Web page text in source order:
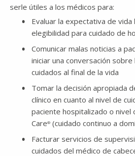
serle útiles a los médicos para:
Evaluar la expectativa de vida
elegibilidad para cuidado de
Comunicar malas noticias a
iniciar una conversación
cuidados al final de la vida
Tomar la decisión apropiada
clínico en cuanto al nivel de
paciente hospitalizado o
Care® (cuidado continuo a
Facturar servicios de
cuidados del médico de